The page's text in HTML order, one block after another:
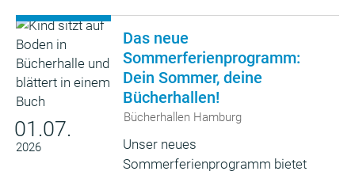
01.07.
2026
Das neue
Sommerferienprogramm:
Dein Sommer, deine
Bücherhallen!
Bücherhallen Hamburg
Unser neues
Sommerferienprogramm bietet